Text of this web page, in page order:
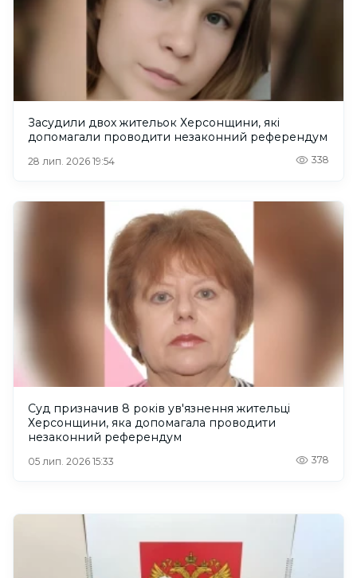
Засудили двох жительок Херсонщини, які
допомагали проводити незаконний референдум
28 лип. 2026 19:54 338
Суд призначив 8 років ув'язнення жительці
Херсонщини, яка допомагала проводити
незаконний референдум
05 лип. 2026 15:33 378